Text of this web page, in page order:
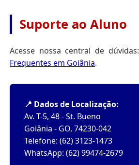
Suporte ao Aluno
Acesse nossa central de dúvidas:
Frequentes em Goiânia.
📍 Dados de Localização:
Av. T-5, 48 - St. Bueno
Goiânia - GO, 74230-042
Telefone: (62) 3123-1473
WhatsApp: (62) 99474-2679